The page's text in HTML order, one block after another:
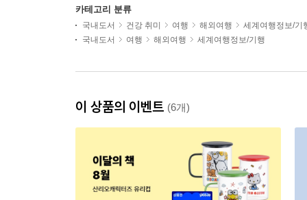
카테고리 분류
국내도서 건강 취미 여행 해외여행
세계여행정보/기
국내도서
여행 해외여행 세계여행정보/기행
이 상품의 이벤트 (6개)